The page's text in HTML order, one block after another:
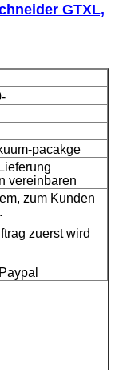
GTXL,
pacakge
vereinbaren
zum Kunden
zuerst wird